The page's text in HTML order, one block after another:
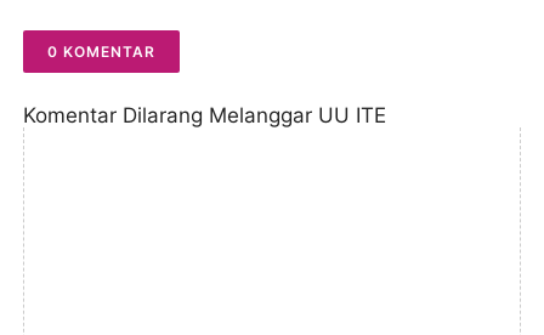
0 KOMENTAR
Komentar Dilarang Melanggar UU ITE